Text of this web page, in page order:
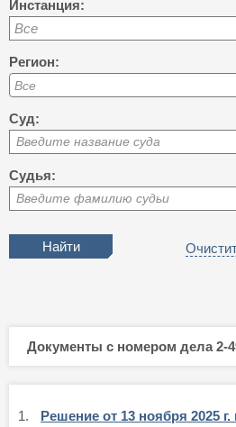
Инстанция:
Все
Регион:
Суд:
Введите название суда
Судья:
Введите фамилию судьи
Документы с номером дела 2-
1.
Решение от 13 ноября 2025